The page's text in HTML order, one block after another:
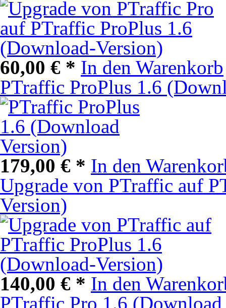
60,00 € * In den Warenkorb
PTraffic ProPlus 1.6
179,00 € * In den
Upgrade von PTraffic auf
Version)
140,00 € * In den
PTraffic Pro 1.6 (Download